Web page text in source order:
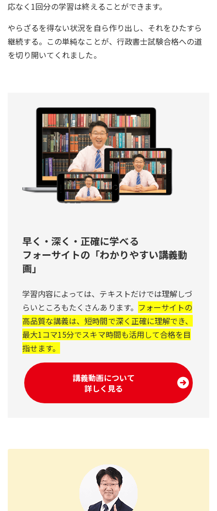
応なく1回分の学習は終えることができます。
やらざるを得ない状況を自ら作り出し、それをひたすら
継続する。この単純なことが、行政書士試験合格への道
を切り開いてくれました。
早く・深く・正確に学べる
フォーサイトの「わかりやすい講義動
画」
学習内容によっては、テキストだけでは理解しづ
らいところもたくさんあります。 フォーサイトの
高品質な講義は、短時間で深く正確に理解でき、
最大1コマ15分でスキマ時間も活用して合格を目
指せます。
講義動画について
詳しく見る